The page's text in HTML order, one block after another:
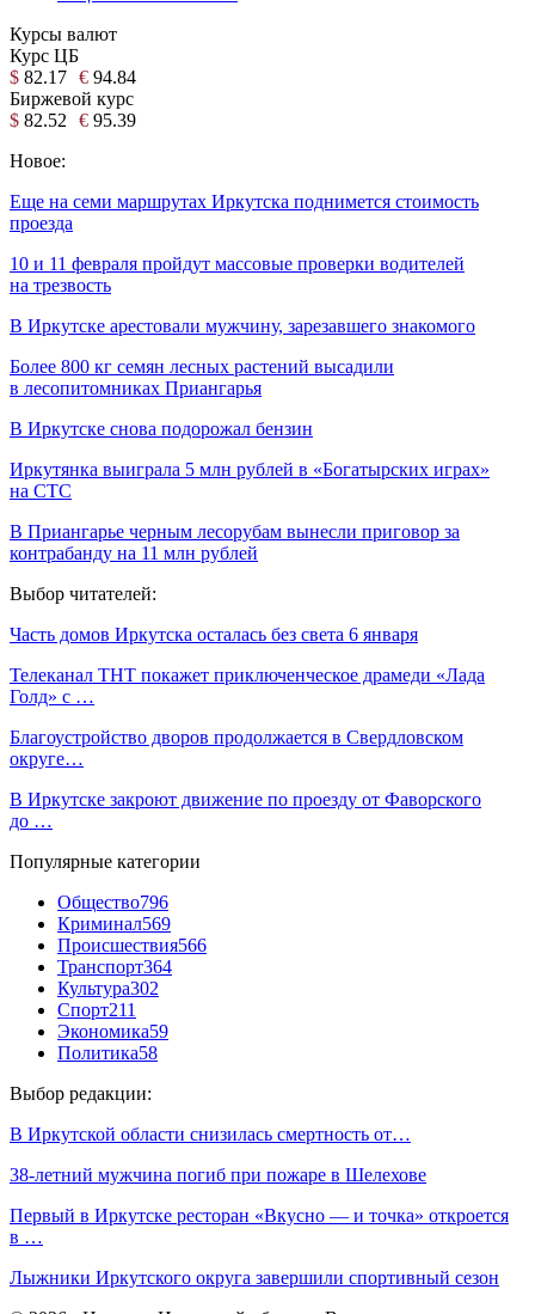
Курсы валют
Курс ЦБ
$ 82.17 € 94.84
Биржевой курс
$ 82.52 € 95.39
Новое:
Еще на семи маршрутах Иркутска поднимется стоимость
проезда
10 и 11 февраля пройдут массовые проверки водителей
на трезвость
В Иркутске арестовали мужчину, зарезавшего знакомого
Более 800 кг семян лесных растений высадили
в лесопитомниках Приангарья
В Иркутске снова подорожал бензин
Иркутянка выиграла 5 млн рублей в «Богатырских играх»
на СТС
В Приангарье черным лесорубам вынесли приговор за
контрабанду на 11 млн рублей
Выбор читателей:
Часть домов Иркутска осталась без света 6 января
Телеканал ТНТ покажет приключенческое драмеди «Лада
Голд» с …
Благоустройство дворов продолжается в Свердловском
округе…
В Иркутске закроют движение по проезду от Фаворского
до …
Популярные категории
Общество796
Криминал569
Происшествия566
Транспорт364
Культура302
Спорт211
Экономика59
Политика58
Выбор редакции:
В Иркутской области снизилась смертность от…
38-летний мужчина погиб при пожаре в Шелехове
Первый в Иркутске ресторан «Вкусно — и точка» откроется
в …
Лыжники Иркутского округа завершили спортивный сезон